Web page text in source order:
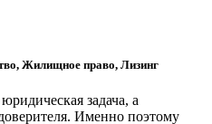
Жилищное право, Лизинг
задача, а
Именно поэтому